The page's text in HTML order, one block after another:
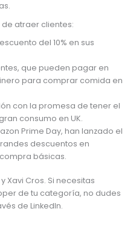
atraer clientes:
del 10% en sus
que pueden pagar en
para comprar comida en
con la promesa de tener el
consumo en UK.
Prime Day, han lanzado el
descuentos en
básicas.
Xavi Cros. Si necesitas
de tu categoría, no dudes
de LinkedIn.